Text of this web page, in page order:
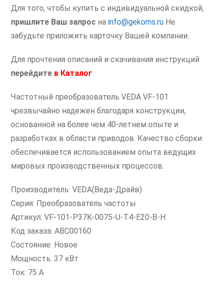
Для того, чтобы купить с индивидуальной скидкой,
пришлите Ваш запрос наinfo@gekoms.ru Не
забудьте приложить карточку Вашей компании.
Для прочтения описаний и скачивания инструкций
перейдите в Каталог
Частотный преобразователь VEDA VF-101
чрезвычайно надежен благодаря конструкции,
основанной на более чем 40-летнем опыте и
разработках в области приводов. Качество сборки
обеспечивается использованием опыта ведущих
мировых производственных процессов.
Производитель: VEDA(Веда-Драйв)
Серия: Преобразователь частоты
Артикул: VF-101-P37K-0075-U-T4-E20-B-H
Код заказа: ABC00160
Состояние: Новое
Мощность: 37 кВт
Ток: 75 А